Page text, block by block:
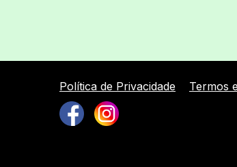
Política de Privacidade Termos